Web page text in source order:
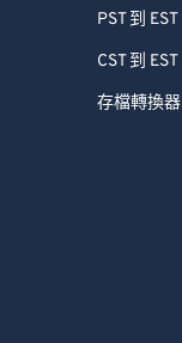
PST 到 EST
CST 到 EST
存檔轉換器